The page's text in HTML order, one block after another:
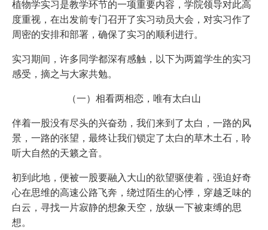
植物学实习是教学环节的一项重要内容，学院领导对此高
度重视，在出发前专门召开了实习动员大会，对实习作了
周密的安排和部署，确保了实习的顺利进行。
实习期间，许多同学都深有感触，以下为两篇学生的实习
感受，摘之与大家共勉。
（一）相看两相恋，唯有太白山
伴着一股没有尽头的兴奋劲，我们来到了太白，一路的风
景，一路的张望，最终让我们锁定了太白的草木土石，聆
听大自然的天籁之音。
初到此地，便被一股要融入大山的欲望驱使着，强迫好奇
心在思维的高速公路飞奔，绕过陌生的心悸，穿越乏味的
白云，寻找一片寂静的想象天空，放纵一下被束缚的思
想。